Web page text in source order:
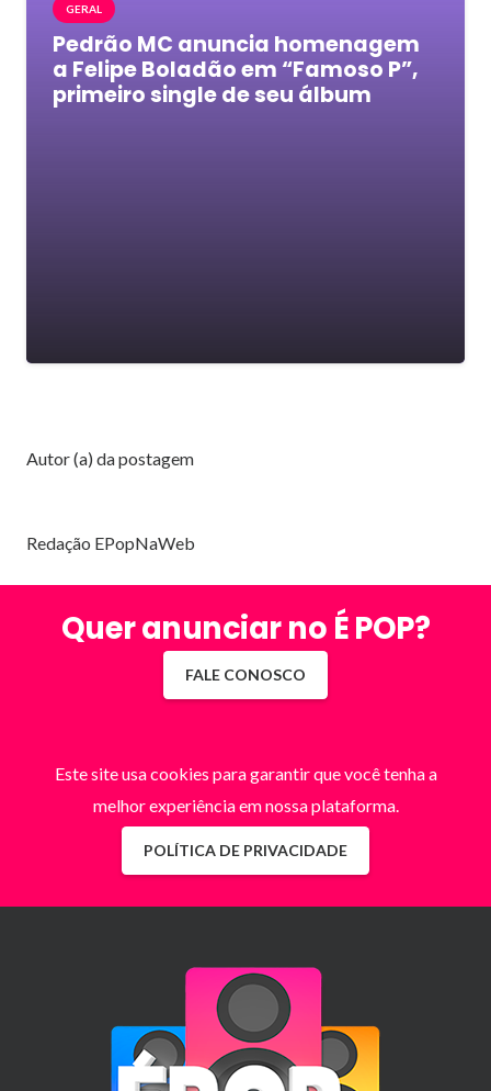
GERAL
Pedrão MC anuncia homenagem
a Felipe Boladão em “Famoso P”,
primeiro single de seu álbum
Autor (a) da postagem
Redação EPopNaWeb
Quer anunciar no É POP?
FALE CONOSCO
Este site usa cookies para garantir que você tenha a
melhor experiência em nossa plataforma.
POLÍTICA DE PRIVACIDADE